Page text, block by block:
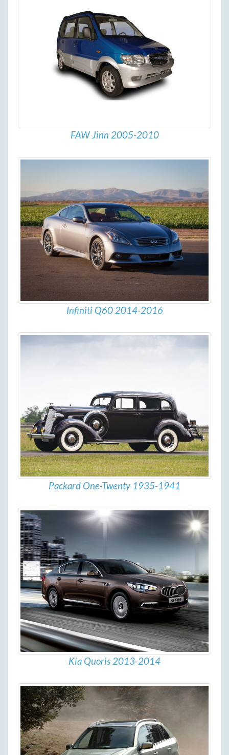
FAW Jinn 2005-2010
Infiniti Q60 2014-2016
Packard One-Twenty 1935-1941
Kia Quoris 2013-2014